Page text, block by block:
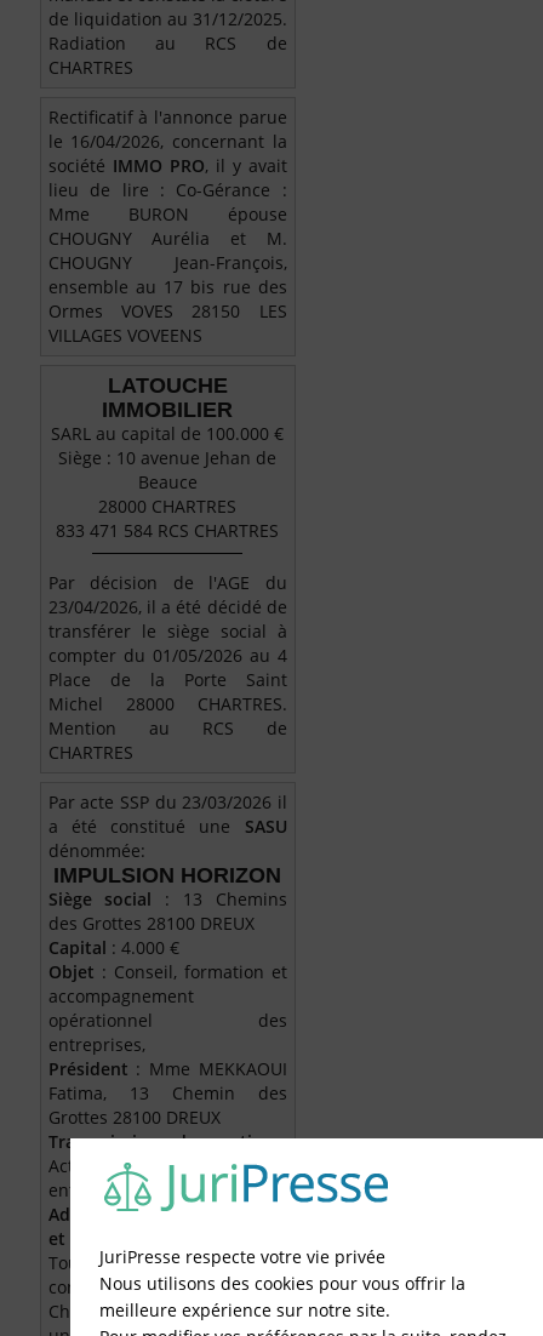
de liquidation au 31/12/2025.
Radiation au RCS de
CHARTRES
Rectificatif à l'annonce parue
le 16/04/2026, concernant la
société IMMO PRO, il y avait
lieu de lire : Co-Gérance :
Mme BURON épouse
CHOUGNY Aurélia et M.
CHOUGNY Jean-François,
ensemble au 17 bis rue des
Ormes VOVES 28150 LES
VILLAGES VOVEENS
LATOUCHE
IMMOBILIER
SARL au capital de 100.000 €
Siège : 10 avenue Jehan de
Beauce
28000 CHARTRES
833 471 584 RCS CHARTRES
Par décision de l'AGE du
23/04/2026, il a été décidé de
transférer le siège social à
compter du 01/05/2026 au 4
Place de la Porte Saint
Michel 28000 CHARTRES.
Mention au RCS de
CHARTRES
Par acte SSP du 23/03/2026 il
a été constitué une SASU
dénommée:
IMPULSION HORIZON
Siège social : 13 Chemins
des Grottes 28100 DREUX
Capital : 4.000 €
Objet : Conseil, formation et
accompagnement
opérationnel des
entreprises,
Président : Mme MEKKAOUI
Fatima, 13 Chemin des
Grottes 28100 DREUX
Transmission des actions:
Actions librement cessibles
entre associés uniquement.
Admission aux assemblées
et exercice du droit de vote
Tout Actionnaire est
convoqué aux Assemblées.
Chaque action donne droit à
JuriPresse respecte votre vie privée
Nous utilisons des cookies pour vous offrir la
meilleure expérience sur notre site.